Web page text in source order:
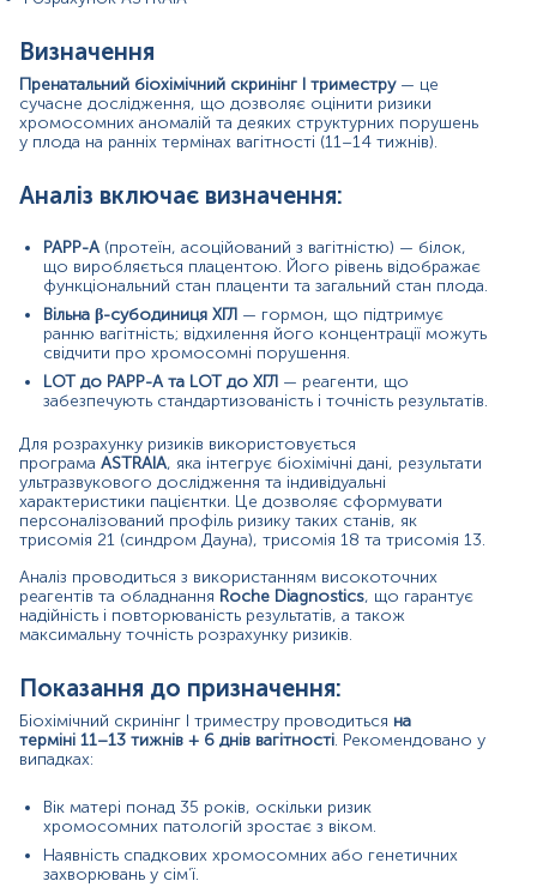
хромосомних патологій зростає з віком.
генетичних захворювань у сім’ї.
Попередня вагітність із трисомією або вадами
розвитку плода.
Вагітність, отримана шляхом допоміжних
репродуктивних технологій (ЕКЗ).
Цукровий діабет або аутоімунні захворювання у
матері.
ризиків.
Планування вагітності та ранній моніторинг
розвитку плода.
Підозра на хромосомні аномалії, зокрема
трисомія 21 (синдром Дауна), трисомія 18
(синдром Едвардса) або трисомія 13 (синдром
Патау).
РівніPAPP-Aтавільної β-ХГЛне є діагностичними, а
мають прогностичне значення. Результати виражаються
уMoM (множина медіани)із корекцією на термін
вагітності та індивідуальні характеристики пацієнтки. Ці
дані обробляються програмоюASTRAIAдля
розрахунку персоналізованого ризику хромосомних
аномалій.
Низький рівень PAPP-Aу поєднанні з
рівнем
вільної β-ХГЛ
часто асоціюється з
Низькі рівні обох маркерівможуть свідчити про
трисомію 18 або 13.
Нормальні показникизазвичай вказують на
низький ризик, хоча остаточна оцінка залежить
Причини підвищення рівня показників:
PAPP-A:
Визначення
Пренатальний біохімічний скринінг І триместру— це
сучасне дослідження, що дозволяє оцінити ризики
хромосомних аномалій та деяких структурних порушень
у плода на ранніх термінах вагітності (11–14 тижнів).
Аналіз включає визначення:
PAPP-A(протеїн, асоційований з вагітністю) — білок,
що виробляється плацентою. Його рівень відображає
функціональний стан плаценти та загальний стан плода.
Вільна β-субодиниця ХГЛ — гормон, що підтримує
ранню вагітність; відхилення його концентрації можуть
свідчити про хромосомні порушення.
LOT до PAPP-A та LOT до ХГЛ — реагенти, що
забезпечують стандартизованість і точність результатів.
Для розрахунку ризиків використовується
програма ASTRAIA, яка інтегрує біохімічні дані, результати
ультразвукового дослідження та індивідуальні
характеристики пацієнтки. Це дозволяє сформувати
персоналізований профіль ризику таких станів, як
трисомія 21 (синдром Дауна), трисомія 18 та трисомія 13.
Аналіз проводиться з використанням високоточних
реагентів та обладнання Roche Diagnostics, що гарантує
надійність і повторюваність результатів, а також
максимальну точність розрахунку ризиків.
Показання до призначення:
Біохімічний скринінг І триместру проводиться на
терміні 11–13 тижнів + 6 днів вагітності. Рекомендовано у
випадках:
Вік матері понад 35 років, оскільки ризик
хромосомних патологій зростає з віком.
Наявність спадкових хромосомних або генетичних
захворювань у сім’ї.